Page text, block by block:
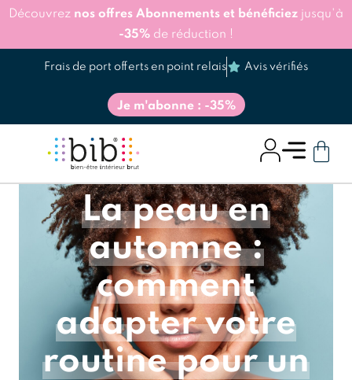
Découvrez nos offres Abonnements et bénéficiez jusqu'à
-35% de réduction !
Frais de port offerts en point relais Avis vérifiés
Je m'abonne : -35%
La peau en
automne :
comment
adapter votre
routine pour un